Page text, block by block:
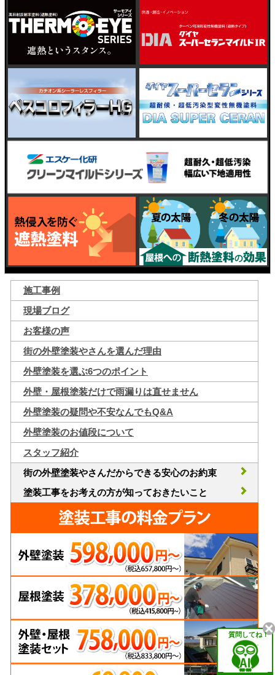
施工事例
現場ブログ
お客様の声
街の外壁塗装やさんを選んだ理由
外壁塗装を選ぶ6つのポイント
外壁・屋根塗装だけで雨漏りは直せません
外壁塗装の疑問や不安なんでもQ&A
外壁塗装のお値段について
スタッフ紹介
街の外壁塗装やさんだからできる安心のお約束
塗装工事をお考えの方が知っておきたいこと
質問してね！